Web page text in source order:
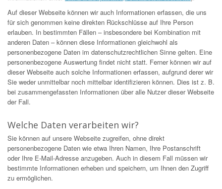
Auf dieser Webseite können wir auch Informationen erfassen, die uns
für sich genommen keine direkten Rückschlüsse auf Ihre Person
erlauben. In bestimmten Fällen – insbesondere bei Kombination mit
anderen Daten – können diese Informationen gleichwohl als
personenbezogene Daten im datenschutzrechtlichen Sinne gelten. Eine
personenbezogene Auswertung findet nicht statt. Ferner können wir auf
dieser Webseite auch solche Informationen erfassen, aufgrund derer wir
Sie weder unmittelbar noch mittelbar identifizieren können. Dies ist z. B.
bei zusammengefassten Informationen über alle Nutzer dieser Webseite
der Fall.
Welche Daten verarbeiten wir?
Sie können auf unsere Webseite zugreifen, ohne direkt
personenbezogene Daten wie etwa Ihren Namen, Ihre Postanschrift
oder Ihre E-Mail-Adresse anzugeben. Auch in diesem Fall müssen wir
bestimmte Informationen erheben und speichern, um Ihnen den Zugriff
zu ermöglichen.